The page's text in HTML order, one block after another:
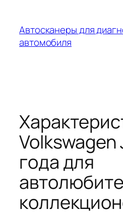
содержимому
Автосканеры для
автомобиля
года для